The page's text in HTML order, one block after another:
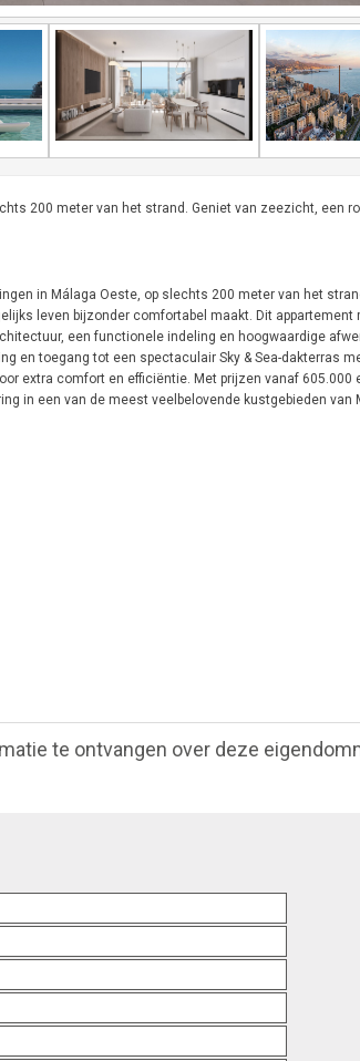
200 meter van het strand. Geniet van zeezicht, een
in Málaga Oeste, op slechts 200 meter van het
leven bijzonder comfortabel maakt. Dit appartement
een functionele indeling en hoogwaardige
en toegang tot een spectaculair Sky & Sea-dakterras
extra comfort en efficiëntie. Met prijzen vanaf 605.000
in een van de meest veelbelovende kustgebieden van
te ontvangen over deze